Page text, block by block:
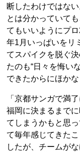
断したわけではな
とは分かっていて
てもいいようにプ
年1月いっぱいをリ
てスパイクを脱ぐ
たのも“日々を悔い
できたからにほかな
「京都サンガで満
福岡に決まるまで
てしまうかもと思
て毎年感じてきた
したが、チームが